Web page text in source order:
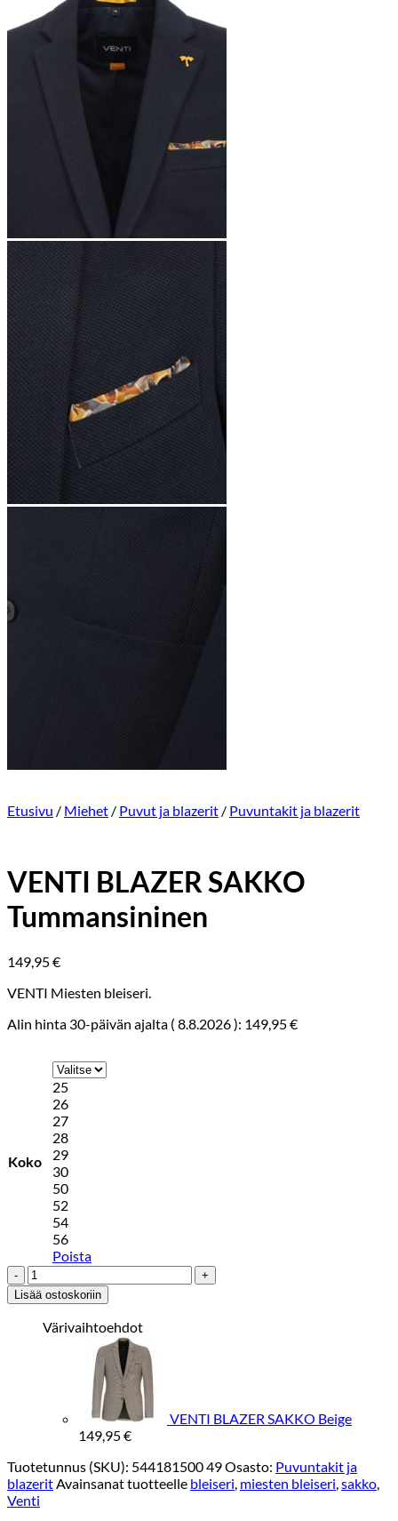
Etusivu / Miehet / Puvut ja blazerit / Puvuntakit ja blazerit
VENTI BLAZER SAKKO
Tummansininen
149,95€
VENTI Miesten bleiseri.
Alin hinta 30-päivän ajalta ( 8.8.2026): 149,95€
Koko
25
26
27
28
29
30
50
52
54
56
Poista
VENTI
BLAZER
SAKKO
Tummansininen
Lisää ostoskoriin
Värivaihtoehdot
VENTI BLAZER SAKKO Beige
149,95€
Tuotetunnus (SKU): 544181500 49Osasto: Puvuntakit ja
blazeritAvainsanat tuotteelle bleiseri, miesten bleiseri,sakko,
Venti